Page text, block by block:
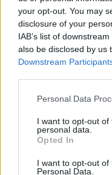
your opt-out. You may
disclosure of your
IAB’s list of
also be disclosed by us
Downstream
Personal Data
I want to opt-out
personal data.
Opted In
I want to opt-out of
Personal Data.
Madridin dhe zgjodhi
Barcelonën,
arsyet e vendimit
UEFA ndryshon
për kartonët e verdhë
kronometrin në garat
evropiane